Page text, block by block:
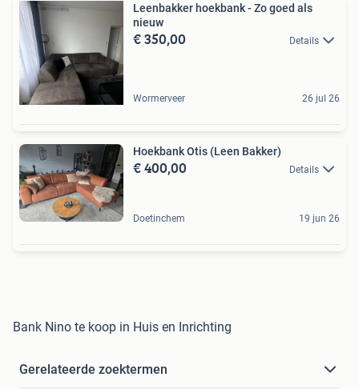
Leenbakker hoekbank - Zo goed als
nieuw
€ 350,00 Details
Wormerveer 26 jul 26
Hoekbank Otis (Leen Bakker)
€ 400,00 Details
Doetinchem 19 jun 26
Bank Nino te koop in Huis en Inrichting
Gerelateerde zoektermen